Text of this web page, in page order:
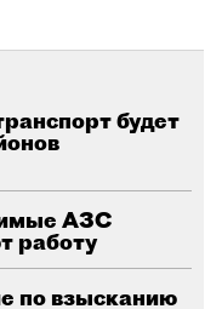
будет
АЗС
работу
по взысканию